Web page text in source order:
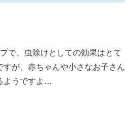
で、虫除けとしての効果はとて
が、赤ちゃんや小さなお子さん
ようですよ…